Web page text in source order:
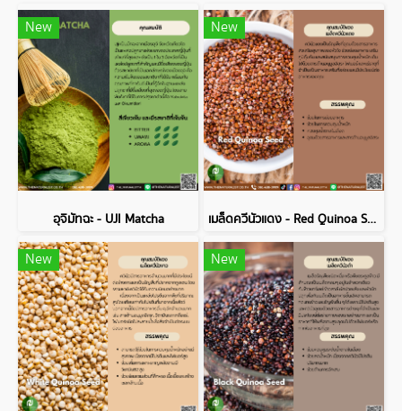
New
อุจิมัทฉะ - UJI Matcha
New
เมล็ดควีนัวแดง - Red Quinoa Seed
New New